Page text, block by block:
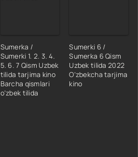
Sumerka /
Sumerki 1. 2. 3. 4.
5. 6. 7 Qism Uzbek
tilida tarjima kino
Barcha qismlari
o'zbek tilida
Sumerki 6 /
Sumerka 6 Qism
Uzbek tilida 2022
O'zbekcha tarjima
kino